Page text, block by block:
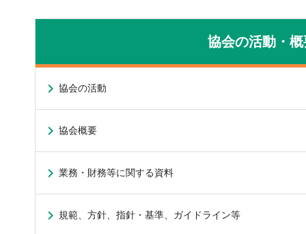
協会の活動・概
協会の活動
協会概要
業務・財務等に関する資料
規範、方針、指針・基準、ガイドライン等